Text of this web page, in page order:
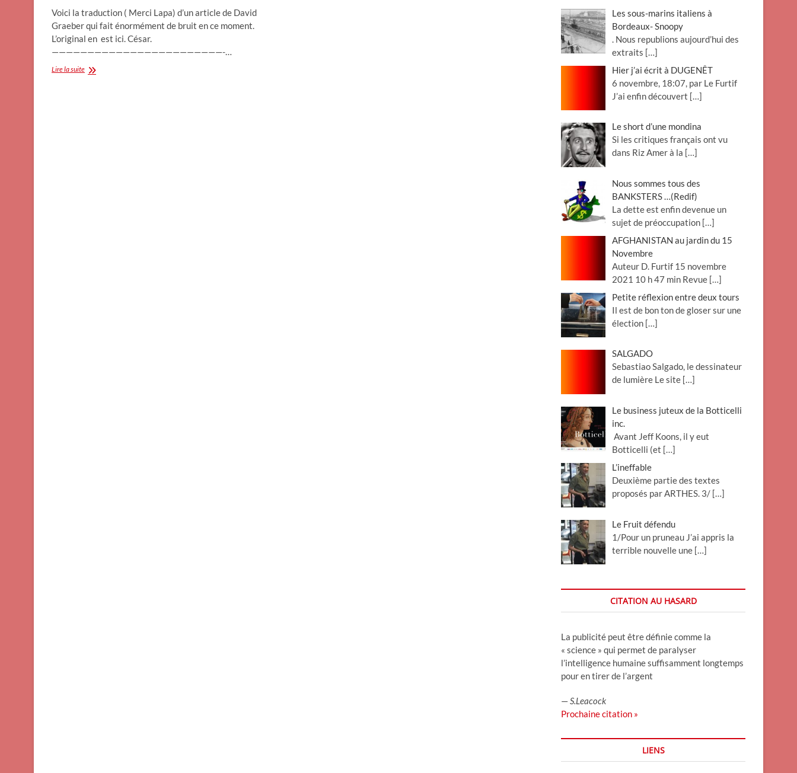
Voici la traduction ( Merci Lapa) d’un article de David
Graeber qui fait énormément de bruit en ce moment.
L’original en est ici. César.
————————————————————————-…
Lire la suiteSur
Les sous-marins italiens à
Bordeaux- Snoopy
. Nous republions aujourd’hui des
extraits […]
Hier j’ai écrit à DUGENÊT
6 novembre, 18:07, par Le Furtif
J’ai enfin découvert […]
Le short d’une mondina
Si les critiques français ont vu
dans Riz Amer à la […]
Nous sommes tous des
BANKSTERS …(Redif)
La dette est enfin devenue un
sujet de préoccupation […]
AFGHANISTAN au jardin du 15
Novembre
Auteur D. Furtif 15 novembre
2021 10 h 47 min Revue […]
Petite réflexion entre deux tours
Il est de bon ton de gloser sur une
élection […]
SALGADO
Sebastiao Salgado, le dessinateur
de lumière Le site […]
Le business juteux de la Botticelli
inc.
Avant Jeff Koons, il y eut
Botticelli (et […]
L’ineffable
Deuxième partie des textes
proposés par ARTHES. 3/ […]
Le Fruit défendu
1/Pour un pruneau J’ai appris la
terrible nouvelle une […]
CITATION AU HASARD
La publicité peut être définie comme la
« science » qui permet de paralyser
l’intelligence humaine suffisamment longtemps
pour en tirer de l’argent
—S.Leacock
Prochaine citation »
LIENS